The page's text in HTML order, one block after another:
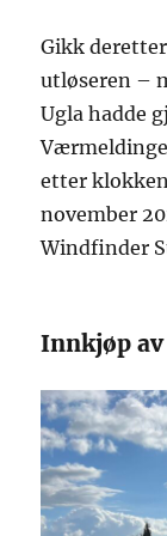
Gikk
utløseren –
Ugla hadde
etter
november
Windfinder
Innkjøp